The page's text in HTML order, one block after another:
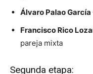
Álvaro Palao García
Francisco Rico
pareja mixta
Segunda etapa: